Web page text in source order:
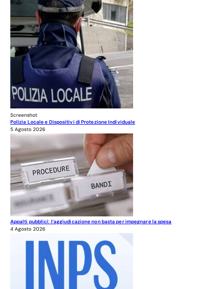
Screenshot
Polizia Locale e Dispositivi di Protezione Individuale
5 Agosto 2026
Appalti pubblici: l’aggiudicazione non basta per impegnare la spesa
4 Agosto 2026